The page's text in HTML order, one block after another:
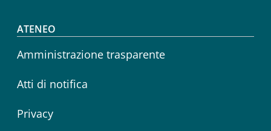
Footer menu
ATENEO
Amministrazione trasparente
Atti di notifica
Privacy